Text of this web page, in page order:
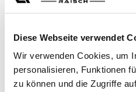
Diese Webseite verwendet
Wir verwenden Cookies, um
personalisieren, Funktionen
zu können und die Zugriffe